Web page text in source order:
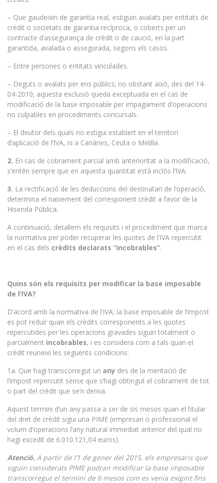
– Que gaudeixin de garantia real, estiguin avalats per entitats de
crèdit o societats de garantia recíproca, o coberts per un
contracte d’assegurança de crèdit o de caució, en la part
garantida, avalada o assegurada, segons els casos.
– Entre persones o entitats vinculades.
– Deguts o avalats per ens públics; no obstant això, des del 14-
04-2010, aquesta exclusió queda exceptuada en el cas de
modificació de la base imposable per impagament d’operacions
no culpables en procediments concursals.
– El deutor dels quals no estigui establert en el territori
d’aplicació de l’IVA, ni a Canàries, Ceuta o Melilla.
2. En cas de cobrament parcial amb anterioritat a la modificació,
s’entén sempre que en aquesta quantitat està inclòs l’IVA.
3. La rectificació de les deduccions del destinatari de l’operació,
determina el naixement del corresponent crèdit a favor de la
Hisenda Pública.
A continuació, detallem els requisits i el procediment que marca
la normativa per poder recuperar les quotes de l’IVA repercutit
en el cas dels crèdits declarats “incobrables”.
Quins són els requisits per modificar la base imposable
de l’IVA?
D’acord amb la normativa de l’IVA, la base imposable de l’impost
es pot reduir quan els crèdits corresponents a les quotes
repercutides per les operacions gravades siguin totalment o
parcialment incobrables, i es considera com a tals quan el
crèdit reuneixi les següents condicions:
1a. Que hagi transcorregut un any des de la meritació de
l’impost repercutit sense que s’hagi obtingut el cobrament de tot
o part del crèdit que se’n deriva.
Aquest termini d’un any passa a ser de sis mesos quan el titular
del dret de crèdit sigui una PIME (empresari o professional el
volum d’operacions l’any natural immediat anterior del qual no
hagi excedit de 6.010.121,04 euros).
Atenció. A partir de l’1 de gener del 2015, els empresaris que
siguin considerats PIME podran modificar la base imposable
transcorregut el termini de 6 mesos com es venia exigint fins